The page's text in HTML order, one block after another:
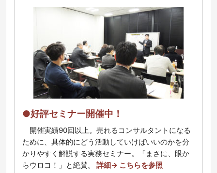
●好評セミナー開催中！
開催実績90回以上。売れるコンサルタントになる
ために、具体的にどう活動していけばいいのかを分
かりやすく解説する実務セミナー。「まさに、眼か
らウロコ！」と絶賛。
詳細→ こちらを参照